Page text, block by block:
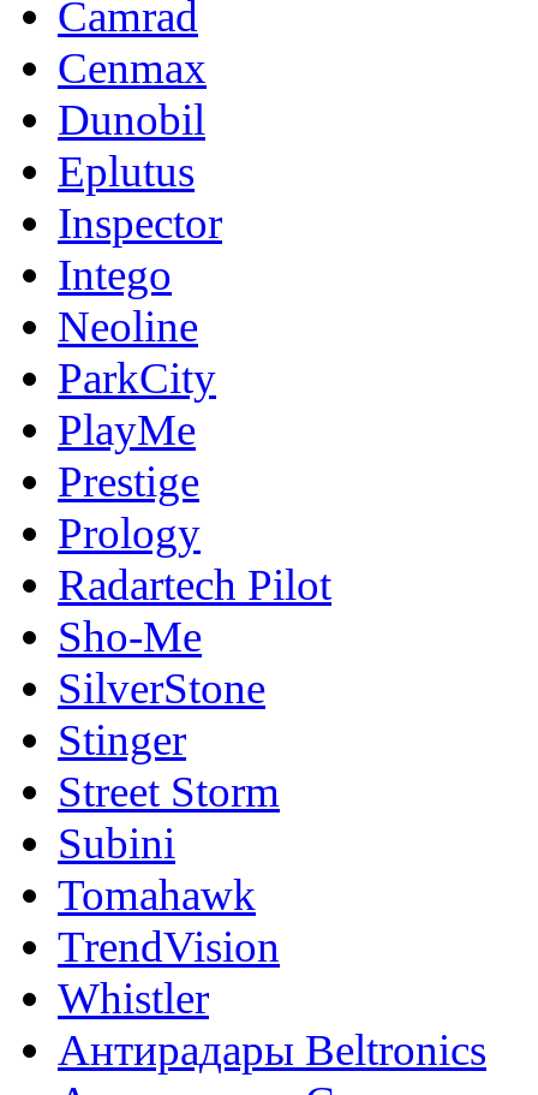
Camrad
Cenmax
Dunobil
Eplutus
Inspector
Intego
Neoline
ParkCity
PlayMe
Prestige
Prology
Radartech Pilot
Sho-Me
SilverStone
Stinger
Street Storm
Subini
Tomahawk
TrendVision
Whistler
Антирадары Beltronics